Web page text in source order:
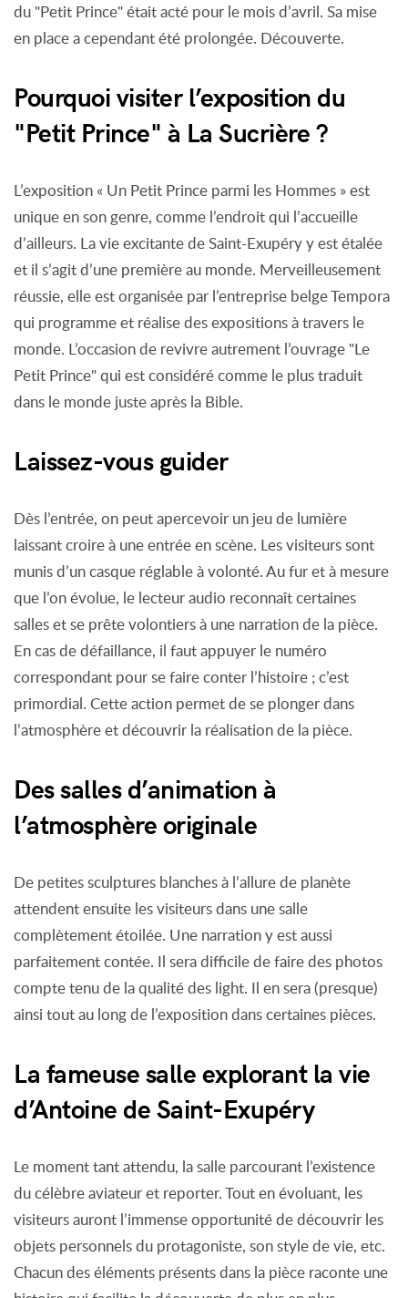
du "Petit Prince" était acté pour le mois d’avril. Sa mise
en place a cependant été prolongée. Découverte.
Pourquoi visiter l’exposition du
"Petit Prince" à La Sucrière ?
L’exposition « Un Petit Prince parmi les Hommes » est
unique en son genre, comme l’endroit qui l’accueille
d’ailleurs. La vie excitante de Saint-Exupéry y est étalée
et il s’agit d’une première au monde. Merveilleusement
réussie, elle est organisée par l’entreprise belge Tempora
qui programme et réalise des expositions à travers le
monde. L’occasion de revivre autrement l’ouvrage "Le
Petit Prince" qui est considéré comme le plus traduit
dans le monde juste après la Bible.
Laissez-vous guider
Dès l’entrée, on peut apercevoir un jeu de lumière
laissant croire à une entrée en scène. Les visiteurs sont
munis d’un casque réglable à volonté. Au fur et à mesure
que l’on évolue, le lecteur audio reconnaît certaines
salles et se prête volontiers à une narration de la pièce.
En cas de défaillance, il faut appuyer le numéro
correspondant pour se faire conter l’histoire ; c’est
primordial. Cette action permet de se plonger dans
l’atmosphère et découvrir la réalisation de la pièce.
Des salles d’animation à
l’atmosphère originale
De petites sculptures blanches à l’allure de planète
attendent ensuite les visiteurs dans une salle
complètement étoilée. Une narration y est aussi
parfaitement contée. Il sera difficile de faire des photos
compte tenu de la qualité des light. Il en sera (presque)
ainsi tout au long de l’exposition dans certaines pièces.
La fameuse salle explorant la vie
d’Antoine de Saint-Exupéry
Le moment tant attendu, la salle parcourant l’existence
du célèbre aviateur et reporter. Tout en évoluant, les
visiteurs auront l’immense opportunité de découvrir les
objets personnels du protagoniste, son style de vie, etc.
Chacun des éléments présents dans la pièce raconte une